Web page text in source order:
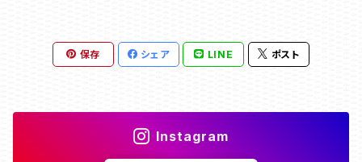
保存 シェア LINE ポスト
Instagram